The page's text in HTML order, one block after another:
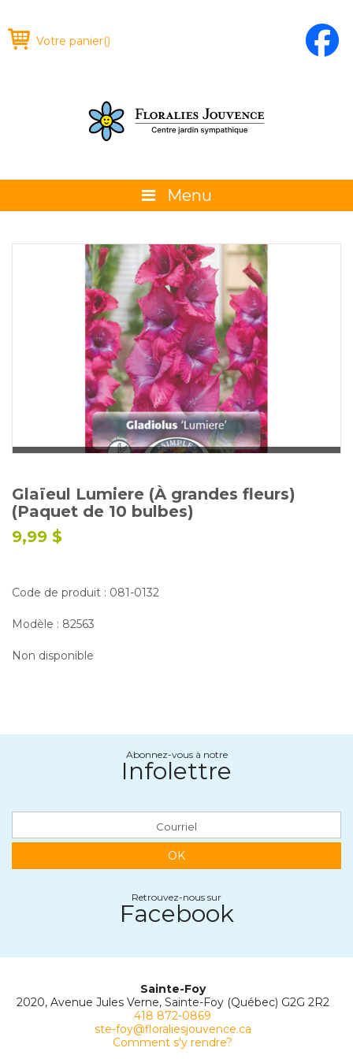
Votre panier()
Menu
La boutique
Promotions et évènements
Conseils
Glossaire
Calendrier horticole
Emplois
Service à la clientèle
Nous joindre
Glaïeul Lumiere (À grandes fleurs)
(Paquet de 10 bulbes)
9,99 $
Code de produit : 081-0132
Modèle : 82563
Non disponible
Abonnez-vous à notre
Infolettre
OK
Retrouvez-nous sur
Facebook
Sainte-Foy
2020, Avenue Jules Verne, Sainte-Foy (Québec) G2G 2R2
418 872-0869
ste-foy@floraliesjouvence.ca
Comment s'y rendre?